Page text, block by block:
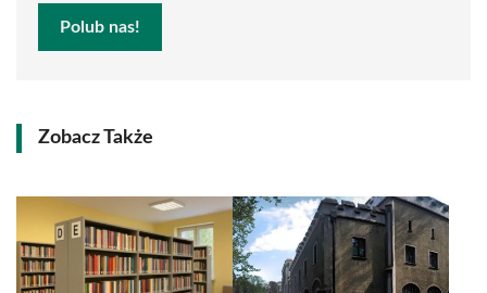
Polub nas!
Zobacz Także